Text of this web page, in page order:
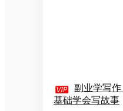
 副业学写
基础学会写故事